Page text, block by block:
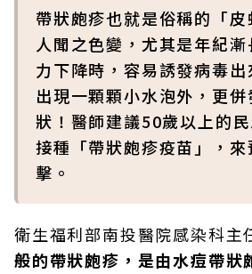
帶狀皰疹也就是俗稱的「
人聞之色變，尤其是年紀
力下降時，容易誘發病毒出
出現一顆顆小水泡外，更
狀！醫師建議50歲以上的
接種「帶狀皰疹疫苗」，
擊。
衛生福利部南投醫院感染科主
般的帶狀皰疹，是由水痘帶狀